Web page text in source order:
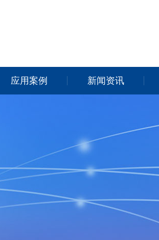
应用案例 新闻资讯